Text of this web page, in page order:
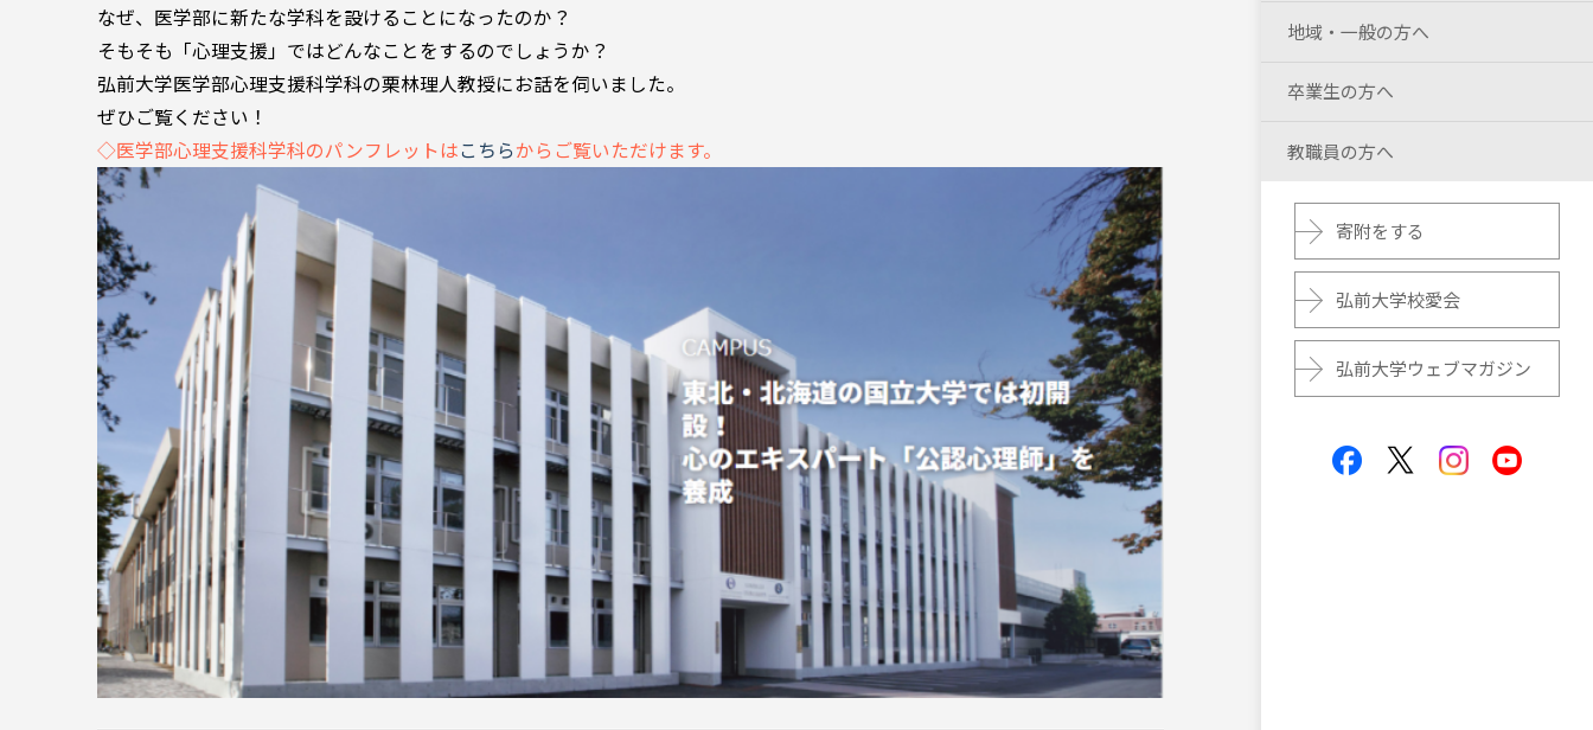
なぜ、医学部に新たな学科を設けることになったのか？
そもそも「心理支援」ではどんなことをするのでしょうか？
弘前大学医学部心理支援科学科の栗林理人教授にお話を伺いました。
ぜひご覧ください！
◇医学部心理支援科学科のパンフレットはこちらからご覧いただけます。
地域・一般の方へ
卒業生の方へ
教職員の方へ
寄附をする
弘前大学校愛会
弘前大学ウェブマガジン